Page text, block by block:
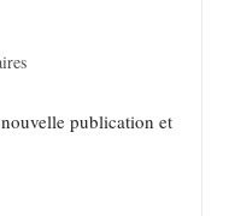
publication et